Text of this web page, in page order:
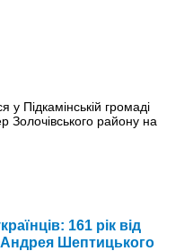
у Підкамінській громаді
Золочівського району на
161 рік від
Шептицького